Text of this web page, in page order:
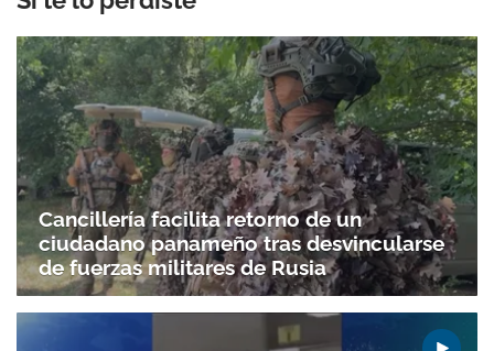
Cancillería facilita retorno de un
ciudadano panameño tras desvincularse
de fuerzas militares de Rusia